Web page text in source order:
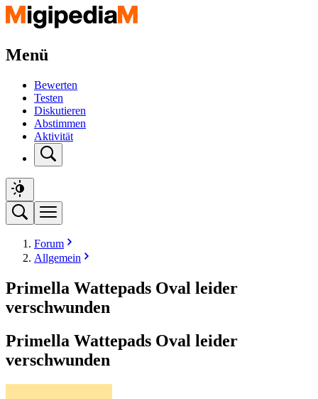
Menü
Bewerten
Testen
Diskutieren
Abstimmen
Aktivität
Forum
Allgemein
Primella Wattepads Oval leider
verschwunden
Primella Wattepads Oval leider
verschwunden